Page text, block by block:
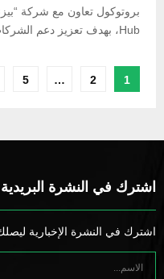
Hub، بهدف تعزيز دعم الشركات الناشئة والصغيرة...
Posts
1
2
…
5
اشترك في النشرة البريدية
اشترك في النشرة الإخبارية